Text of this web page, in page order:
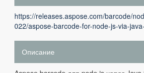
https://releases.aspose.com/barcode/
022/aspose-barcode-for-node-js-via-
Описание